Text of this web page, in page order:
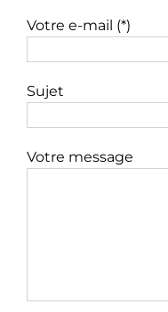
Votre e-mail (*)
Sujet
Votre message